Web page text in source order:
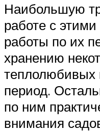
Наибольшую
работе с
работы по их
хранению
теплолюбивых
период.
по ним
внимания